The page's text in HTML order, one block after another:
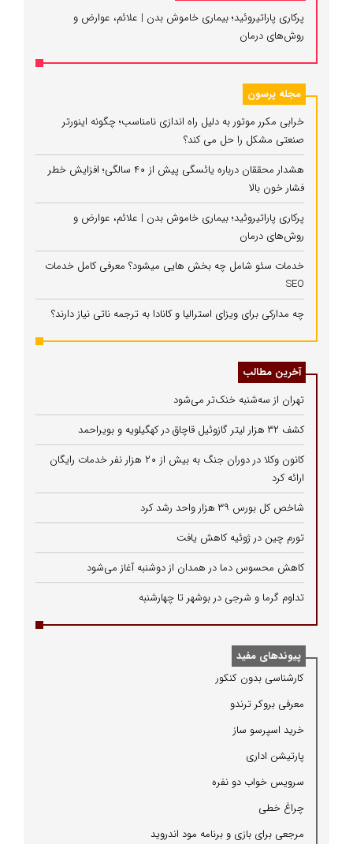
پرکاری پاراتیروئید؛ بیماری خاموش بدن | علائم، عوارض و
روش‌های درمان
مجله پرسون
خرابی مکرر موتور به دلیل راه‌ اندازی نامناسب؛ چگونه اینورتر
صنعتی مشکل را حل می‌ کند؟
هشدار محققان درباره یائسگی پیش از ۴۰ سالگی؛ افزایش خطر
فشار خون بالا
پرکاری پاراتیروئید؛ بیماری خاموش بدن | علائم، عوارض و
روش‌های درمان
خدمات سئو شامل چه بخش هایی میشود؟ معرفی کامل خدمات
SEO
چه مدارکی برای ویزای استرالیا و کانادا به ترجمه ناتی نیاز دارند؟
آخرین مطالب
تهران از سه‌شنبه خنک‌تر می‌شود
کشف ۳۲ هزار لیتر گازوئیل قاچاق در کهگیلویه و بویراحمد
کانون وکلا در دوران جنگ به بیش از ۲۰ هزار نفر خدمات رایگان
ارائه کرد
شاخص کل بورس ۳۹ هزار واحد رشد کرد
تورم چین در ژوئیه کاهش یافت
کاهش محسوس دما در همدان از دوشنبه آغاز می‌شود
تداوم گرما و شرجی در بوشهر تا چهارشنبه
پیوندهای مفید
كارشناسی بدون كنكور
معرفی بروكر ترندو
خرید اسپرسو ساز
پارتیشن اداری
سرویس خواب دو نفره
چراغ خطی
مرجعی برای بازی و برنامه مود اندروید